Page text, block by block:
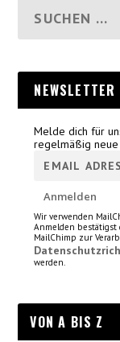
NEWSLETTER
Melde dich für
regelmäßig neue
Wir verwenden
Anmelden bestätigst
MailChimp zur
werden.
VON A BIS Z